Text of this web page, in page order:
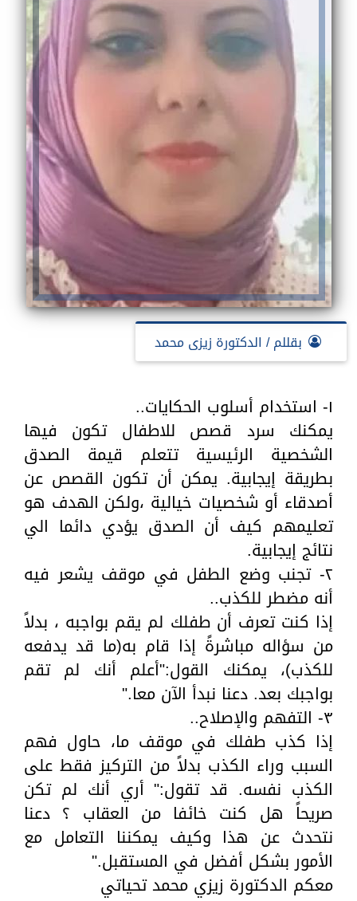
بقللم / الدكتورة زيزى محمد
١- استخدام أسلوب الحكايات..
يمكنك سرد قصص للاطفال تكون فيها
الشخصية الرئيسية تتعلم قيمة الصدق
بطريقة إيجابية. يمكن أن تكون القصص عن
أصدقاء أو شخصيات خيالية ،ولكن الهدف هو
تعليمهم كيف أن الصدق يؤدي دائما الي
نتائج إيجابية.
٢- تجنب وضع الطفل في موقف يشعر فيه
أنه مضطر للكذب..
إذا كنت تعرف أن طفلك لم يقم بواجبه ، بدلاً
من سؤاله مباشرةً إذا قام به(ما قد يدفعه
للكذب)، يمكنك القول:"أعلم أنك لم تقم
بواجبك بعد. دعنا نبدأ الآن معا."
٣- التفهم والإصلاح..
إذا كذب طفلك في موقف ما، حاول فهم
السبب وراء الكذب بدلاً من التركيز فقط على
الكذب نفسه. قد تقول:" أري أنك لم تكن
صريحاً هل كنت خائفا من العقاب ؟ دعنا
نتحدث عن هذا وكيف يمكننا التعامل مع
الأمور بشكل أفضل في المستقبل."
معكم الدكتورة زيزي محمد تحياتي